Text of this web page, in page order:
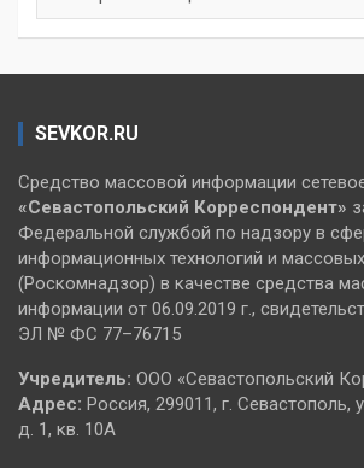
SEVKOR.RU
Средство массовой информации
«Севастопольский Корреспондент»
Федеральной службой по надзору в
информационных технологий и
(Роскомнадзор) в качестве средства
информации от 06.09.2019 г.,
ЭЛ № ФС 77–76715
Учредитель: ООО «Севастопольский
Адрес: Россия, 299011, г. Севастополь,
д. 1, кв. 10А